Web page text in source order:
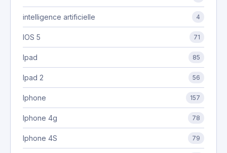
intelligence artificielle 4
IOS 5 71
Ipad 85
Ipad 2 56
Iphone 157
Iphone 4g 78
Iphone 4S 79